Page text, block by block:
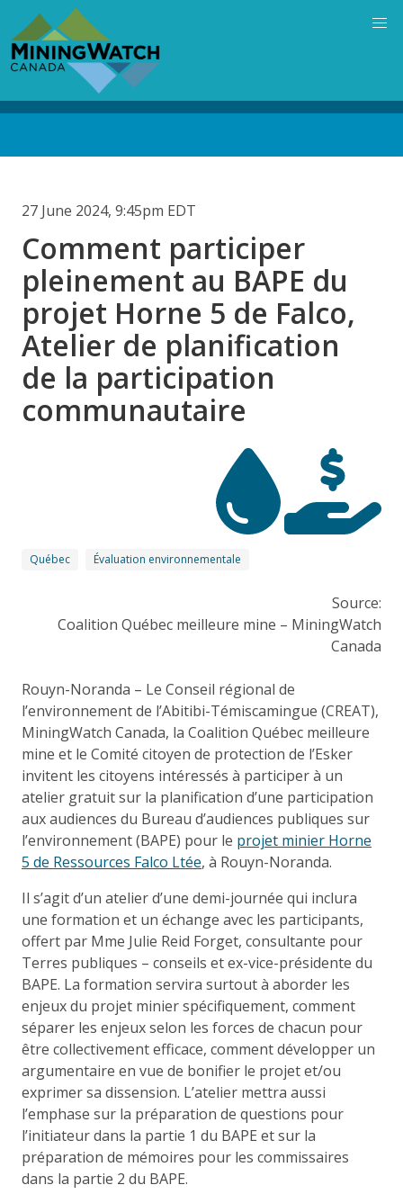
main
content
27 June 2024, 9:45pm EDT
Comment participer
pleinement au BAPE du
projet Horne 5 de Falco,
Atelier de planification
de la participation
communautaire
Québec Évaluation environnementale
Source:
Coalition Québec meilleure mine – MiningWatch
Canada
Rouyn-Noranda – Le Conseil régional de
l’environnement de l’Abitibi-Témiscamingue (CREAT),
MiningWatch Canada, la Coalition Québec meilleure
mine et le Comité citoyen de protection de l’Esker
invitent les citoyens intéressés à participer à un
atelier gratuit sur la planification d’une participation
aux audiences du Bureau d’audiences publiques sur
l’environnement (BAPE) pour le projet minier Horne
5 de Ressources Falco Ltée, à Rouyn-Noranda.
Il s’agit d’un atelier d’une demi-journée qui inclura
une formation et un échange avec les participants,
offert par Mme Julie Reid Forget, consultante pour
Terres publiques – conseils et ex-vice-présidente du
BAPE. La formation servira surtout à aborder les
enjeux du projet minier spécifiquement, comment
séparer les enjeux selon les forces de chacun pour
être collectivement efficace, comment développer un
argumentaire en vue de bonifier le projet et/ou
exprimer sa dissension. L’atelier mettra aussi
l’emphase sur la préparation de questions pour
l’initiateur dans la partie 1 du BAPE et sur la
préparation de mémoires pour les commissaires
dans la partie 2 du BAPE.